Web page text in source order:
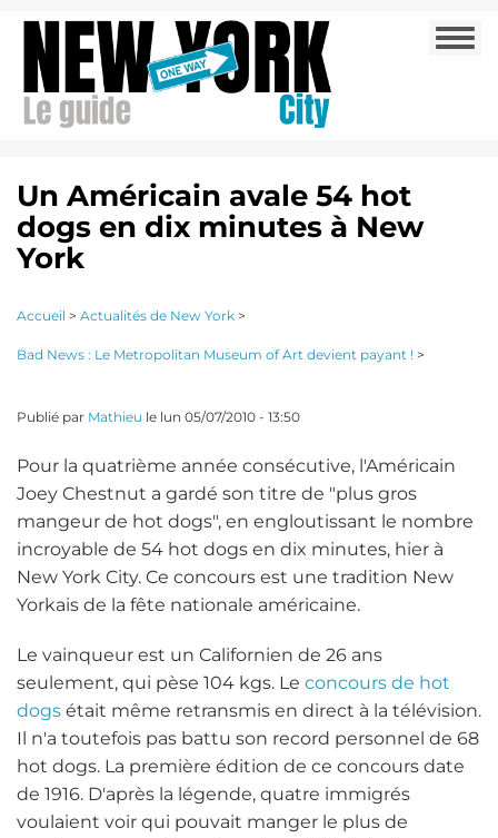
Aller
contenu
principal
Un Américain avale 54 hot
dogs en dix minutes à New
York
Accueil > Actualités de New York >
Bad News : Le Metropolitan Museum of Art devient payant ! >
Publié par Mathieu le lun 05/07/2010 - 13:50
Pour la quatrième année consécutive, l'Américain
Joey Chestnut a gardé son titre de "plus gros
mangeur de hot dogs", en engloutissant le nombre
incroyable de 54 hot dogs en dix minutes, hier à
New York City. Ce concours est une tradition New
Yorkais de la fête nationale américaine.
Le vainqueur est un Californien de 26 ans
seulement, qui pèse 104 kgs. Le concours de hot
dogs était même retransmis en direct à la télévision.
Il n'a toutefois pas battu son record personnel de 68
hot dogs. La première édition de ce concours date
de 1916. D'après la légende, quatre immigrés
voulaient voir qui pouvait manger le plus de